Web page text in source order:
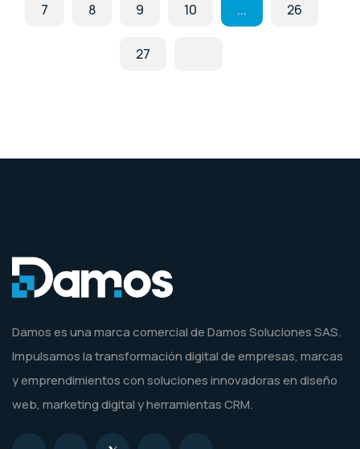
7 8 9 10 ... 26
27
Damos es una marca comercial de Damos Soluciones SAS.
Impulsamos la transformación digital de empresas, marcas
y emprendimientos con soluciones innovadoras en diseño
web, marketing digital y herramientas CRM.